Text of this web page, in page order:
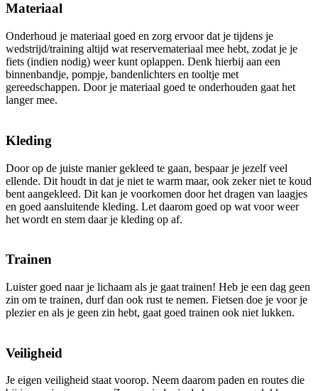
Materiaal
Onderhoud je materiaal goed en zorg ervoor dat je tijdens je
wedstrijd/training altijd wat reservemateriaal mee hebt, zodat je je
fiets (indien nodig) weer kunt oplappen. Denk hierbij aan een
binnenbandje, pompje, bandenlichters en tooltje met
gereedschappen. Door je materiaal goed te onderhouden gaat het
langer mee.
Kleding
Door op de juiste manier gekleed te gaan, bespaar je jezelf veel
ellende. Dit houdt in dat je niet te warm maar, ook zeker niet te koud
bent aangekleed. Dit kan je voorkomen door het dragen van laagjes
en goed aansluitende kleding. Let daarom goed op wat voor weer
het wordt en stem daar je kleding op af.
Trainen
Luister goed naar je lichaam als je gaat trainen! Heb je een dag geen
zin om te trainen, durf dan ook rust te nemen. Fietsen doe je voor je
plezier en als je geen zin hebt, gaat goed trainen ook niet lukken.
Veiligheid
Je eigen veiligheid staat voorop. Neem daarom paden en routes die